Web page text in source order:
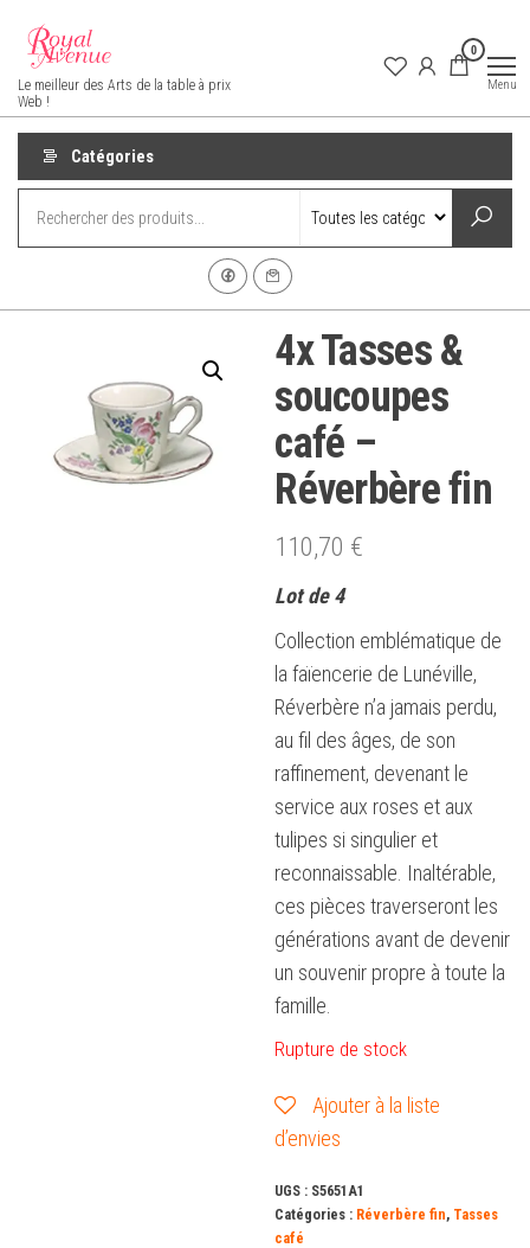
contenu
Royal Avenue
Le meilleur des Arts de la table à prix
Web !
0
Menu
Catégories
4x Tasses &
soucoupes
café –
Réverbère fin
110,70 €
Lot de 4
Collection emblématique de
la faïencerie de Lunéville,
Réverbère n’a jamais perdu,
au fil des âges, de son
raffinement, devenant le
service aux roses et aux
tulipes si singulier et
reconnaissable. Inaltérable,
ces pièces traverseront les
générations avant de devenir
un souvenir propre à toute la
famille.
Rupture de stock
Ajouter à la liste
d’envies
UGS : S5651A1
Catégories : Réverbère fin, Tasses
café